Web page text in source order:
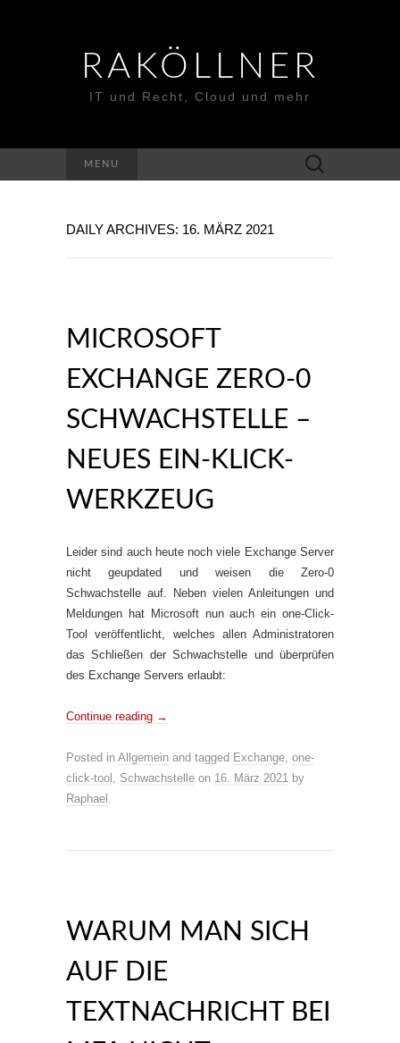
RAKÖLLNER
IT und Recht, Cloud und mehr
MENU
Suchen
nach:
DAILY ARCHIVES: 16. MÄRZ 2021
MICROSOFT
EXCHANGE ZERO-0
SCHWACHSTELLE –
NEUES EIN-KLICK-
WERKZEUG
Leider sind auch heute noch viele Exchange Server
nicht geupdated und weisen die Zero-0
Schwachstelle auf. Neben vielen Anleitungen und
Meldungen hat Microsoft nun auch ein one-Click-
Tool veröffentlicht, welches allen Administratoren
das Schließen der Schwachstelle und überprüfen
des Exchange Servers erlaubt:
Continue reading →
Posted in Allgemein and tagged Exchange, one-
click-tool , Schwachstelle on 16. März 2021 by
Raphael .
WARUM MAN SICH
AUF DIE
TEXTNACHRICHT BEI